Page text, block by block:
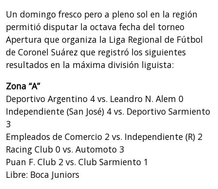
Un domingo fresco pero a pleno sol en la región
permitió disputar la octava fecha del torneo
Apertura que organiza la Liga Regional de Fútbol
de Coronel Suárez que registró los siguientes
resultados en la máxima división liguista:
Zona “A”
Deportivo Argentino 4 vs. Leandro N. Alem 0
Independiente (San José) 4 vs. Deportivo Sarmiento
3
Empleados de Comercio 2 vs. Independiente (R) 2
Racing Club 0 vs. Automoto 3
Puan F. Club 2 vs. Club Sarmiento 1
Libre: Boca Juniors